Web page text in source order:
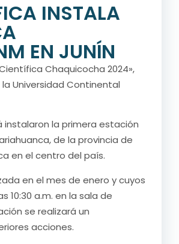
INSTALA
EN JUNÍN
Chaquicocha 2024»,
Universidad Continental
instalaron la primera estación
de la provincia de
en el centro del país.
en el mes de enero y cuyos
10:30 a.m. en la sala de
se realizará un
acciones.